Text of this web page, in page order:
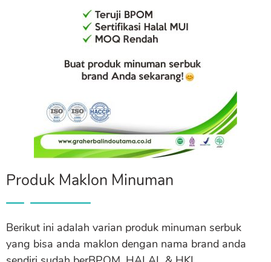
Produk Maklon Minuman
Berikut ini adalah varian produk minuman serbuk
yang bisa anda maklon dengan nama brand anda